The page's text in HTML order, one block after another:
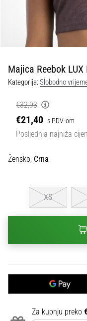
obradu
sportske
opreme
1. 7. 2025
•
1 min. čitanja
Play
for
More
Pripremi
službenim
i
kopačkama
Majica Reebok LUX
Kategorija:Slobodno
€32,93
€21,40 s PDV-om
Posljednja najniža
Žensko, Crna
XS
Za kupnju preko